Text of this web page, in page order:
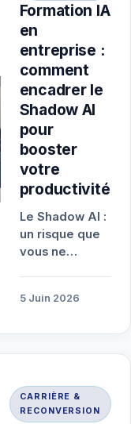
Formation IA
en
entreprise :
comment
encadrer le
Shadow AI
pour
booster
votre
productivité
Le Shadow AI :
un risque que
vous ne
Shadow AI
d’outils…
5 Juin 2026
CARRIÈRE &
RECONVERSION